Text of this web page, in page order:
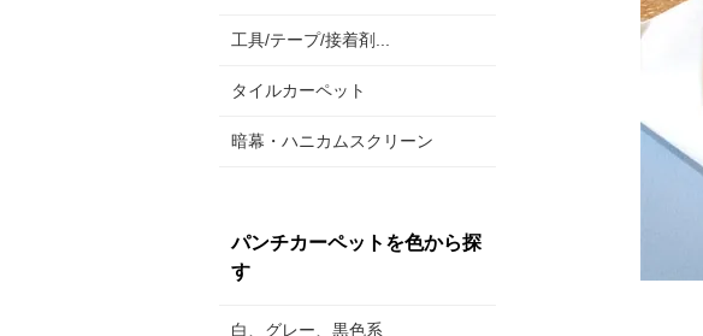
工具/テープ/接着剤...
タイルカーペット
暗幕・ハニカムスクリーン
パンチカーペットを色から探
す
白、グレー、黒色系